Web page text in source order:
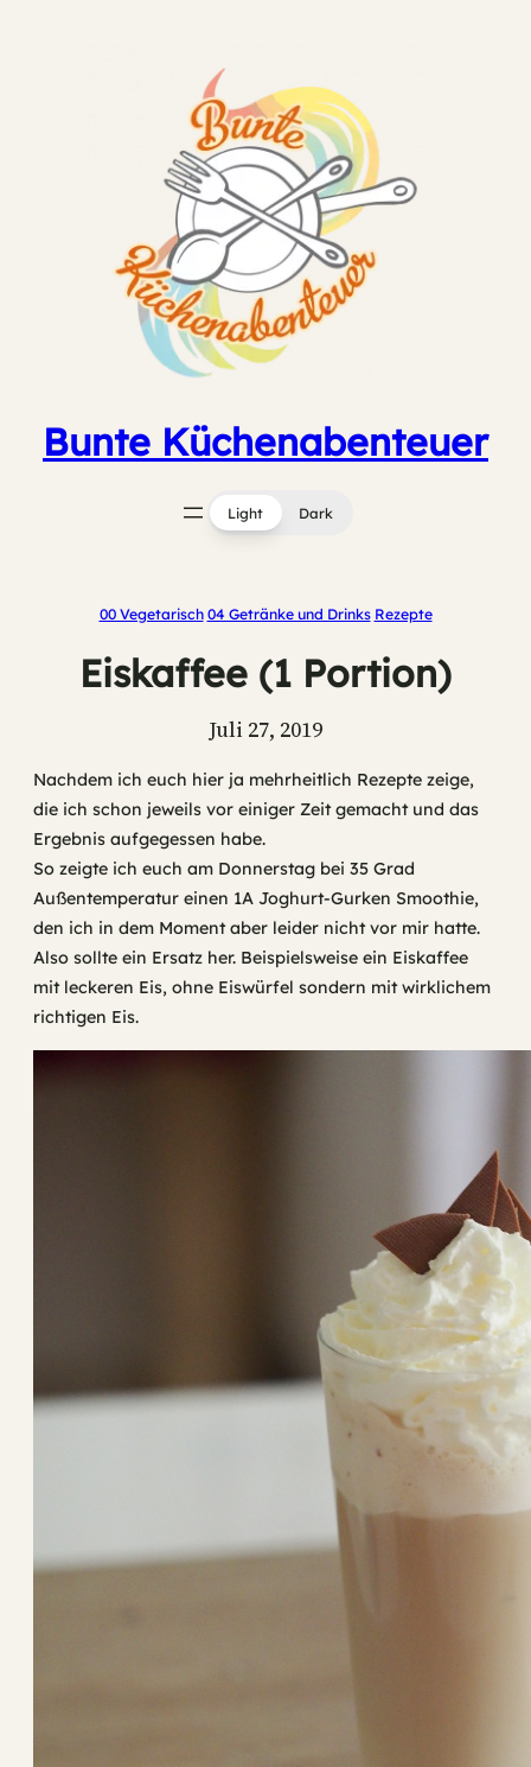
Bunte Küchenabenteuer
Light Dark
00 Vegetarisch 04 Getränke und Drinks Rezepte
Eiskaffee (1 Portion)
Juli 27, 2019
Nachdem ich euch hier ja mehrheitlich Rezepte zeige,
die ich schon jeweils vor einiger Zeit gemacht und das
Ergebnis aufgegessen habe.
So zeigte ich euch am Donnerstag bei 35 Grad
Außentemperatur einen 1A Joghurt-Gurken Smoothie,
den ich in dem Moment aber leider nicht vor mir hatte.
Also sollte ein Ersatz her. Beispielsweise ein Eiskaffee
mit leckeren Eis, ohne Eiswürfel sondern mit wirklichem
richtigen Eis.